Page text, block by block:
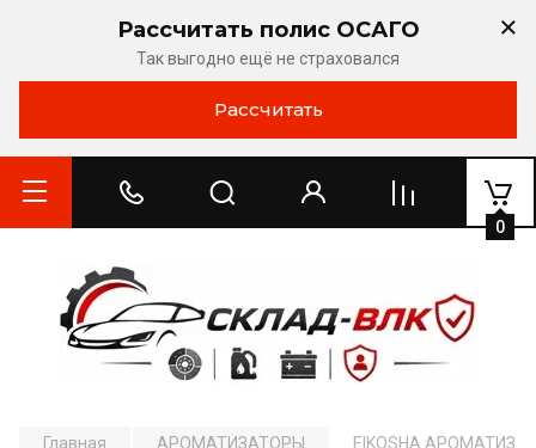
Рассчитать полис ОСАГО
Так выгодно ещё не страховался
Рассчитать
0
Главная АРОМАТИЗАТОРЫ EIKOSHA